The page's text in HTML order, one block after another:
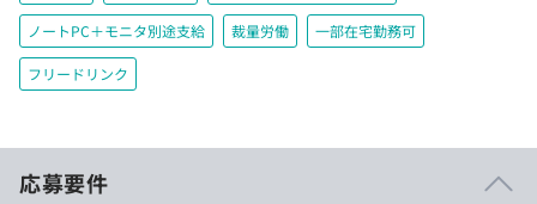
ノートPC＋モニタ別途支給 裁量労働 一部在宅勤務可
フリードリンク
応募要件